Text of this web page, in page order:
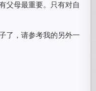
父母最重要。只有对自
了，请参考我的另外一